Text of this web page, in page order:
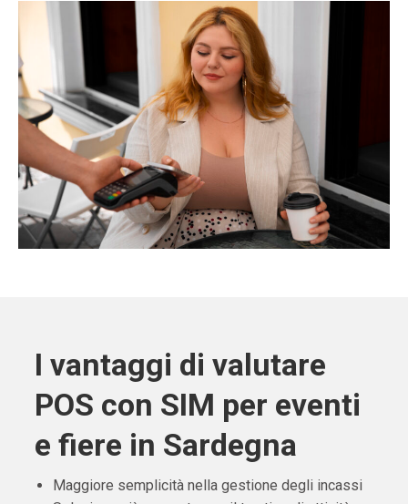
I vantaggi di valutare
POS con SIM per eventi
e fiere in Sardegna
Maggiore semplicità nella gestione degli incassi